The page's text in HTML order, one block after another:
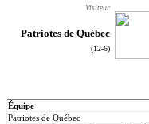
Visiteur
Patriotes de Québec
(12-6)
Équipe
Patriotes de Québec